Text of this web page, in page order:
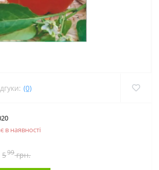
(0)
в наявностi
599грн.